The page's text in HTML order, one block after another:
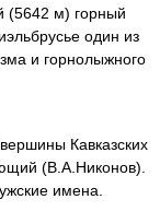
м) горный
один из
и горнолыжного
Кавказских
(В.А.Никонов).
имена.